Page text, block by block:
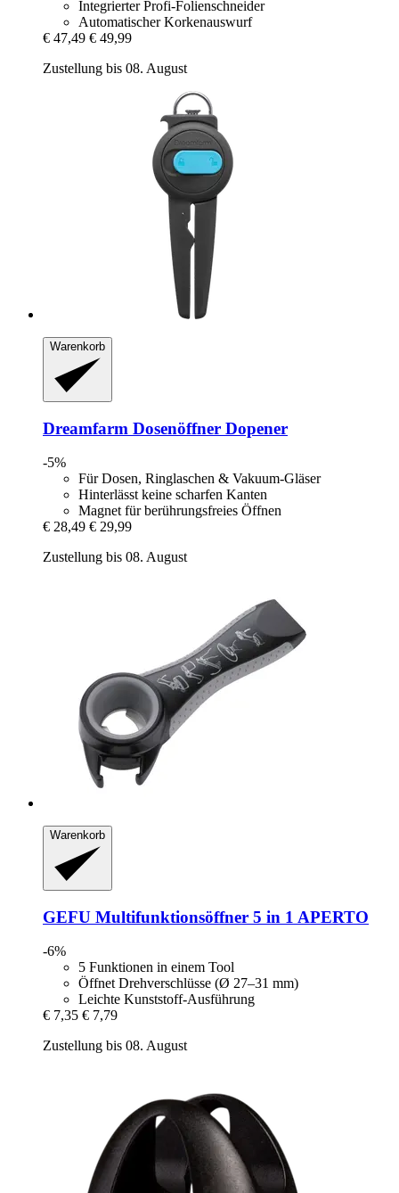
Integrierter Profi-Folienschneider
Automatischer Korkenauswurf
€ 47,49 € 49,99
Zustellung bis 08. August
Warenkorb
Dreamfarm Dosenöffner Dopener
-5%
Für Dosen, Ringlaschen & Vakuum-Gläser
Hinterlässt keine scharfen Kanten
Magnet für berührungsfreies Öffnen
€ 28,49 € 29,99
Zustellung bis 08. August
Warenkorb
GEFU Multifunktionsöffner 5 in 1 APERTO
-6%
5 Funktionen in einem Tool
Öffnet Drehverschlüsse (Ø 27–31 mm)
Leichte Kunststoff-Ausführung
€ 7,35 € 7,79
Zustellung bis 08. August